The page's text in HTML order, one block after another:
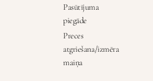
Pasūtījuma
piegāde
Preces
atgriešana/izmēra
maiņa